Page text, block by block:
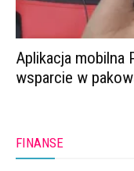
Aplikacja mobilna
wsparcie w
FINANSE